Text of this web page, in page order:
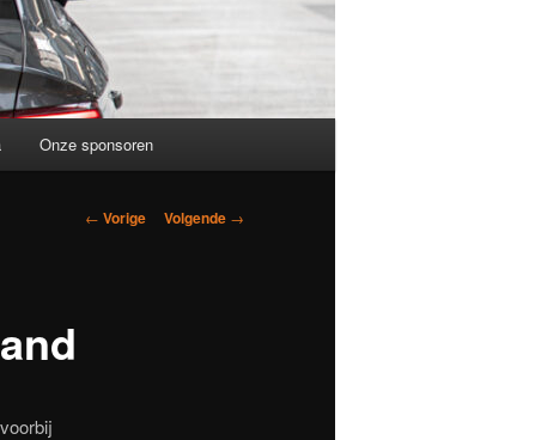
Onze sponsoren
Berichtnavigatie
← Vorige Volgende →